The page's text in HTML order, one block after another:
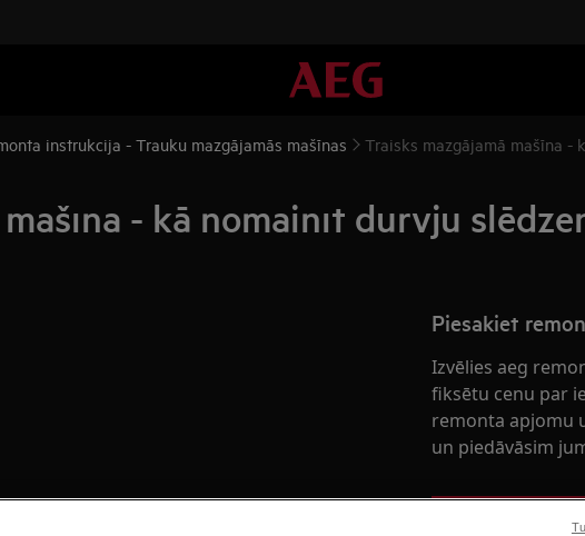
instrukcija - Trauku mazgājamās mašīnas Traisks mazgājamā mašīna -
- kā nomainīt durvju
Piesakiet
Izvēlies aeg
fiksētu cenu par
remonta apjomu
un piedāvāsim
Rezervēt